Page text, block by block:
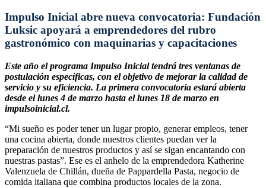
Impulso Inicial abre nueva convocatoria: Fundación
Luksic apoyará a emprendedores del rubro
gastronómico con maquinarias y capacitaciones
Este año el programa Impulso Inicial tendrá tres ventanas de
postulación específicas, con el objetivo de mejorar la calidad de
servicio y su eficiencia. La primera convocatoria estará abierta
desde el lunes 4 de marzo hasta el lunes 18 de marzo en
impulsoinicial.cl.
“Mi sueño es poder tener un lugar propio, generar empleos, tener
una cocina abierta, donde nuestros clientes puedan ver la
preparación de nuestros productos y así se sigan encantando con
nuestras pastas”. Ese es el anhelo de la emprendedora Katherine
Valenzuela de Chillán, dueña de Pappardella Pasta, negocio de
comida italiana que combina productos locales de la zona.